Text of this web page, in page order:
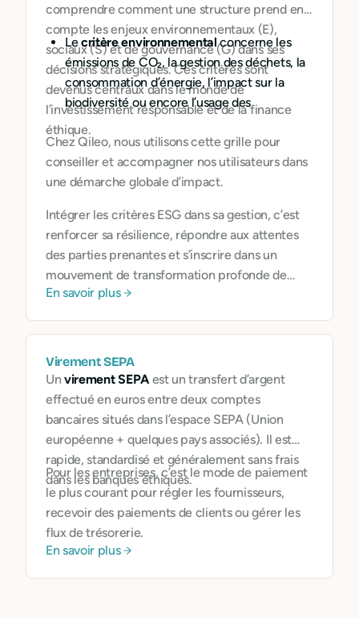
comprendre comment une structure prend en
compte les enjeux environnementaux (E),
sociaux (S) et de gouvernance (G) dans ses
décisions stratégiques. Ces critères sont
devenus centraux dans le monde de
l’investissement responsable et de la finance
éthique.
Lecritère environnementalconcerne les
émissions de CO₂, la gestion des déchets, la
consommation d’énergie, l’impact sur la
biodiversité ou encore l’usage des
ressources naturelles.
Lecritère socialse penche sur les conditions
de travail, la parité, l’égalité des chances, la
formation, l’intégration, ou encore les
relations avec les parties prenantes.
Lecritère de gouvernanceobserve la
transparence des décisions, la composition
du conseil d’administration, les mécanismes
de contrôle, les rémunérations, et la lutte
Chez Qileo, nous utilisons cette grille pour
conseiller et accompagner nos utilisateurs dans
une démarche globale d’impact.
Intégrer les critères ESG dans sa gestion, c’est
renforcer sa résilience, répondre aux attentes
des parties prenantes et s’inscrire dans un
mouvement de transformation profonde de
l’économie.
En savoir plus
Virement SEPA
Unvirement SEPAest un transfert d’argent
effectué en euros entre deux comptes
bancaires situés dans l’espace SEPA (Union
européenne + quelques pays associés). Il est
rapide, standardisé et généralement sans frais
dans les banques éthiques.
Pour les entreprises, c’est le mode de paiement
le plus courant pour régler les fournisseurs,
recevoir des paiements de clients ou gérer les
flux de trésorerie.
En savoir plus